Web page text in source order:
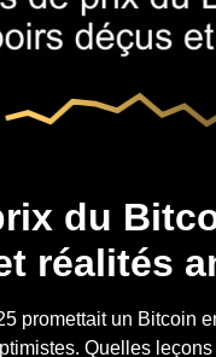
du
réalités
promettait un Bitcoin
Quelles